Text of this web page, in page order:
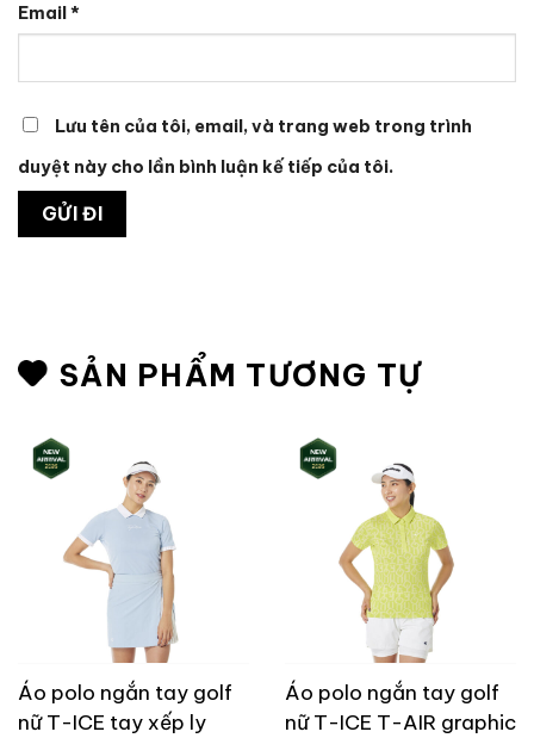
Email*
Lưu tên của tôi, email, và trang web trong trình
duyệt này cho lần bình luận kế tiếp của tôi.
SẢN PHẨM TƯƠNG TỰ
Áo polo ngắn tay golf
nữ T-ICE tay xếp ly
Áo polo ngắn tay golf
nữ T-ICE T-AIR graphic